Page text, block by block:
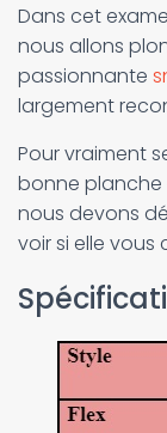
Dans cet
nous allons
passionnante
largement
Pour vraiment
bonne planche
nous devons
voir si elle